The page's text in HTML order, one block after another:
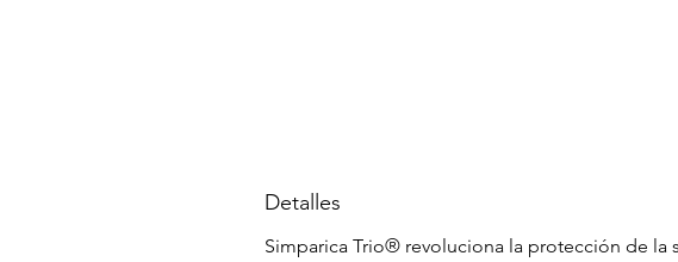
Detalles
Simparica Trio® revoluciona la protección de la